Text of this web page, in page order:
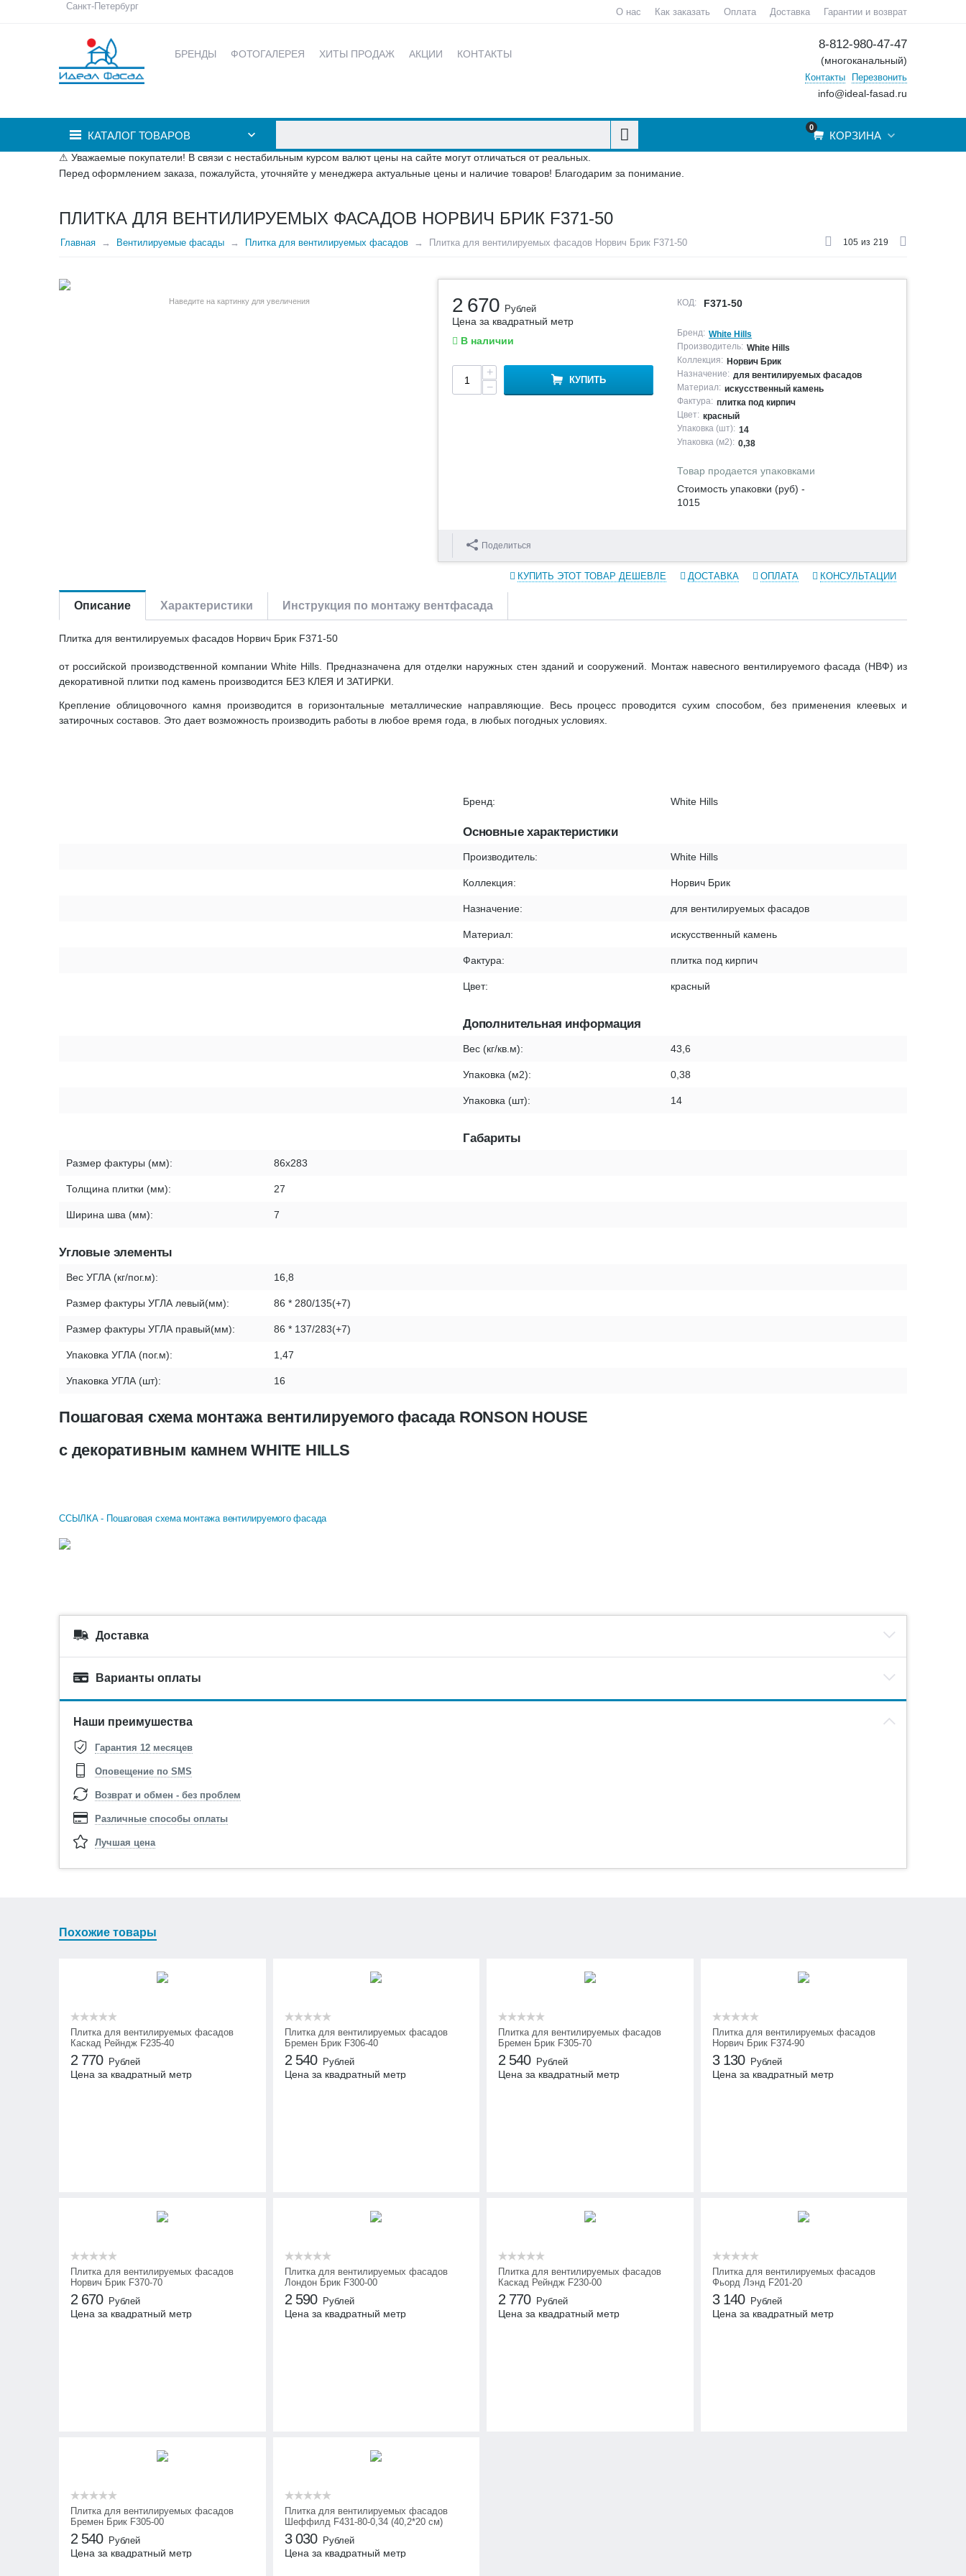
Санкт-Петербург
О нас Как заказать Оплата Доставка Гарантии и возврат
БРЕНДЫ ФОТОГАЛЕРЕЯ ХИТЫ ПРОДАЖ АКЦИИ КОНТАКТЫ
8-812-980-47-47
(многоканальный)
Контакты Перезвонить
info@ideal-fasad.ru
КАТАЛОГ ТОВАРОВ
0
КОРЗИНА
⚠ Уважаемые покупатели! В связи с нестабильным курсом валют цены на сайте могут отличаться от реальных.
Перед оформлением заказа, пожалуйста, уточняйте у менеджера актуальные цены и наличие товаров! Благодарим за понимание.
ПЛИТКА ДЛЯ ВЕНТИЛИРУЕМЫХ ФАСАДОВ НОРВИЧ БРИК F371-50
Главная Вентилируемые фасады Плитка для вентилируемых фасадов Плитка для вентилируемых фасадов Норвич Брик F371-50 105 из 219
Наведите на картинку для увеличения 2 670 Рублей
Цена за квадратный метр
В наличии
+
−
КУПИТЬ
КОД: F371-50
Бренд: White Hills
Производитель: White Hills
Коллекция: Норвич Брик
Назначение: для вентилируемых фасадов
Материал: искусственный камень
Фактура: плитка под кирпич
Цвет: красный
Упаковка (шт): 14
Упаковка (м2): 0,38
Товар продается упаковками
Стоимость упаковки (руб) -
1015
Поделиться
КУПИТЬ ЭТОТ ТОВАР ДЕШЕВЛЕ ДОСТАВКА ОПЛАТА КОНСУЛЬТАЦИИ
Описание Характеристики Инструкция по монтажу вентфасада
Плитка для вентилируемых фасадов Норвич Брик F371-50
от российской производственной компании White Hills. Предназначена для отделки наружных стен зданий и сооружений. Монтаж навесного вентилируемого фасада (НВФ) из
декоративной плитки под камень производится БЕЗ КЛЕЯ И ЗАТИРКИ.
Крепление облицовочного камня производится в горизонтальные металлические направляющие. Весь процесс проводится сухим способом, без применения клеевых и
затирочных составов. Это дает возможность производить работы в любое время года, в любых погодных условиях.
Бренд: White Hills
Основные характеристики
Производитель: White Hills
Коллекция: Норвич Брик
Назначение: для вентилируемых фасадов
Материал: искусственный камень
Фактура: плитка под кирпич
Цвет: красный
Дополнительная информация
Вес (кг/кв.м): 43,6
Упаковка (м2): 0,38
Упаковка (шт): 14
Габариты
Размер фактуры (мм): 86х283
Толщина плитки (мм): 27
Ширина шва (мм): 7
Угловые элементы
Вес УГЛА (кг/пог.м): 16,8
Размер фактуры УГЛА левый(мм): 86 * 280/135(+7)
Размер фактуры УГЛА правый(мм): 86 * 137/283(+7)
Упаковка УГЛА (пог.м): 1,47
Упаковка УГЛА (шт): 16
Пошаговая схема монтажа вентилируемого фасада RONSON HOUSE
с декоративным камнем WHITE HILLS
ССЫЛКА - Пошаговая схема монтажа вентилируемого фасада
Доставка
Варианты оплаты
Наши преимушества
Гарантия 12 месяцев
Оповещение по SMS
Возврат и обмен - без проблем
Различные способы оплаты
Лучшая цена
Похожие товары
Плитка для вентилируемых фасадов
Каскад Рейндж F235-40
2 770 Рублей
Цена за квадратный метр
Плитка для вентилируемых фасадов
Бремен Брик F306-40
2 540 Рублей
Цена за квадратный метр
Плитка для вентилируемых фасадов
Бремен Брик F305-70
2 540 Рублей
Цена за квадратный метр
Плитка для вентилируемых фасадов
Норвич Брик F374-90
3 130 Рублей
Цена за квадратный метр
Плитка для вентилируемых фасадов
Норвич Брик F370-70
2 670 Рублей
Цена за квадратный метр
Плитка для вентилируемых фасадов
Лондон Брик F300-00
2 590 Рублей
Цена за квадратный метр
Плитка для вентилируемых фасадов
Каскад Рейндж F230-00
2 770 Рублей
Цена за квадратный метр
Плитка для вентилируемых фасадов
Фьорд Лэнд F201-20
3 140 Рублей
Цена за квадратный метр
Плитка для вентилируемых фасадов
Бремен Брик F305-00
2 540 Рублей
Цена за квадратный метр
Плитка для вентилируемых фасадов
Шеффилд F431-80-0,34 (40,2*20 см)
3 030 Рублей
Цена за квадратный метр